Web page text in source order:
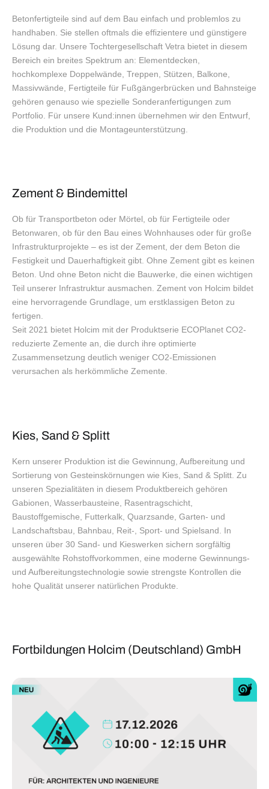
Betonfertigteile sind auf dem Bau einfach und problemlos zu
handhaben. Sie stellen oftmals die effizientere und günstigere
Lösung dar. Unsere Tochtergesellschaft Vetra bietet in diesem
Bereich ein breites Spektrum an: Elementdecken,
hochkomplexe Doppelwände, Treppen, Stützen, Balkone,
Massivwände, Fertigteile für Fußgängerbrücken und Bahnsteige
gehören genauso wie spezielle Sonderanfertigungen zum
Portfolio. Für unsere Kund:innen übernehmen wir den Entwurf,
die Produktion und die Montageunterstützung.
Zement & Bindemittel
Ob für Transportbeton oder Mörtel, ob für Fertigteile oder
Betonwaren, ob für den Bau eines Wohnhauses oder für große
Infrastrukturprojekte – es ist der Zement, der dem Beton die
Festigkeit und Dauerhaftigkeit gibt. Ohne Zement gibt es keinen
Beton. Und ohne Beton nicht die Bauwerke, die einen wichtigen
Teil unserer Infrastruktur ausmachen. Zement von Holcim bildet
eine hervorragende Grundlage, um erstklassigen Beton zu
fertigen.
Seit 2021 bietet Holcim mit der Produktserie ECOPlanet CO2-
reduzierte Zemente an, die durch ihre optimierte
Zusammensetzung deutlich weniger CO2-Emissionen
verursachen als herkömmliche Zemente.
Kies, Sand & Splitt
Kern unserer Produktion ist die Gewinnung, Aufbereitung und
Sortierung von Gesteinskörnungen wie Kies, Sand & Splitt. Zu
unseren Spezialitäten in diesem Produktbereich gehören
Gabionen, Wasserbausteine, Rasentragschicht,
Baustoffgemische, Futterkalk, Quarzsande, Garten- und
Landschaftsbau, Bahnbau, Reit-, Sport- und Spielsand. In
unseren über 30 Sand- und Kieswerken sichern sorgfältig
ausgewählte Rohstoffvorkommen, eine moderne Gewinnungs-
und Aufbereitungstechnologie sowie strengste Kontrollen die
hohe Qualität unserer natürlichen Produkte.
Fortbildungen Holcim (Deutschland) GmbH